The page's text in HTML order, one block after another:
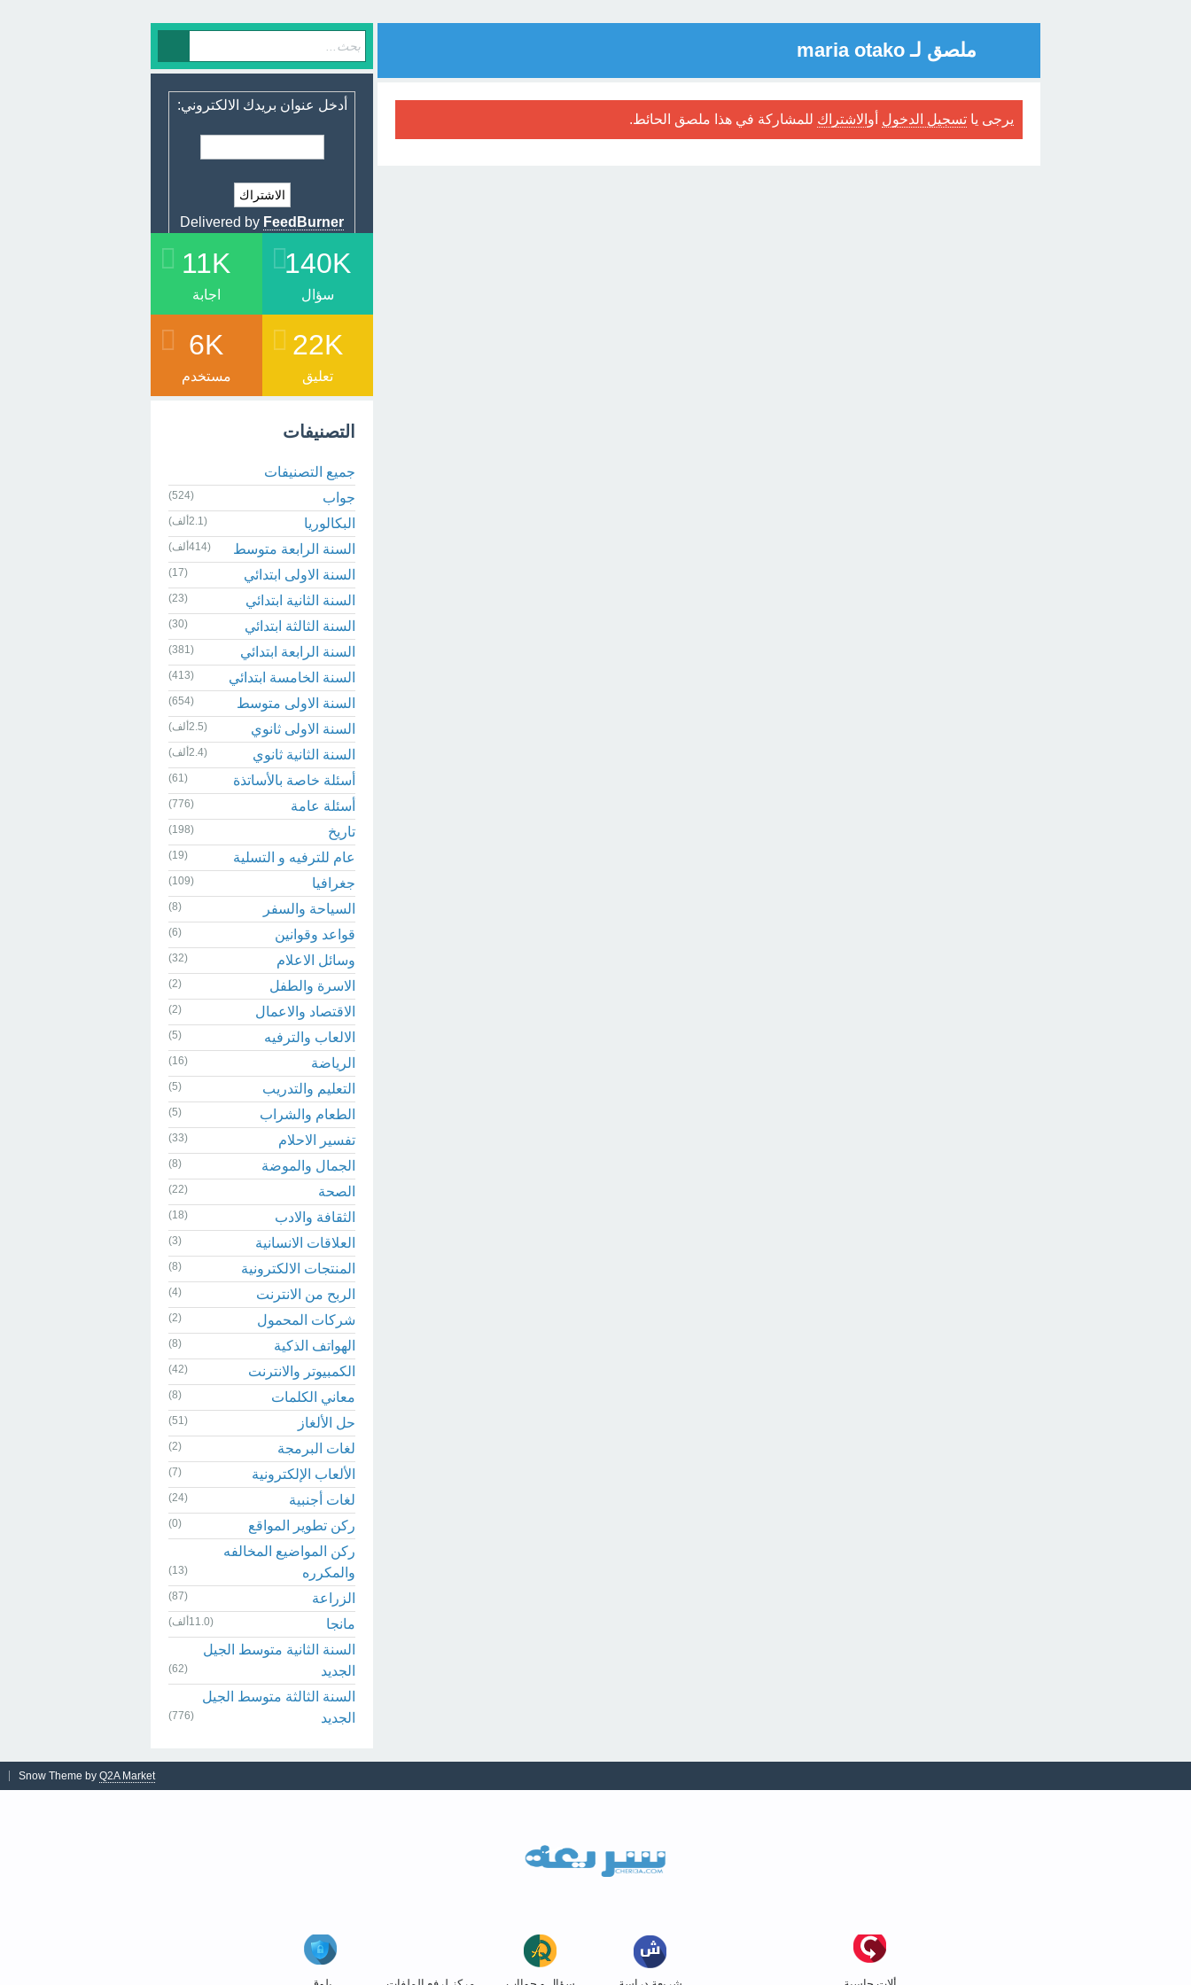
ملصق لـ maria otako
يرجى يا تسجيل الدخول أو الاشتراك للمشاركة في هذا ملصق الحائط.
أدخل عنوان بريدك الالكتروني:
Delivered by FeedBurner
140K
سؤال
11K
اجابة
22K
تعليق
6K
مستخدم
التصنيفات
جميع التصنيفات
جواب
(524)
البكالوريا (2.1ألف)
السنة الرابعة متوسط (414ألف)
السنة الاولى ابتدائي (17)
السنة الثانية ابتدائي (23)
السنة الثالثة ابتدائي (30)
السنة الرابعة ابتدائي (381)
السنة الخامسة ابتدائي (413)
السنة الاولى متوسط (654)
السنة الاولى ثانوي (2.5ألف)
السنة الثانية ثانوي (2.4ألف)
أسئلة خاصة بالأساتذة (61)
أسئلة عامة (776)
تاريخ (198)
عام للترفيه و التسلية (19)
جغرافيا (109)
السياحة والسفر (8)
قواعد وقوانين (6)
وسائل الاعلام (32)
الاسرة والطفل (2)
الاقتصاد والاعمال (2)
الالعاب والترفيه (5)
الرياضة (16)
التعليم والتدريب (5)
الطعام والشراب (5)
تفسير الاحلام (33)
الجمال والموضة (8)
الصحة (22)
الثقافة والادب (18)
العلاقات الانسانية (3)
المنتجات الالكترونية (8)
الربح من الانترنت (4)
شركات المحمول (2)
الهواتف الذكية (8)
الكمبيوتر والانترنت (42)
معاني الكلمات (8)
حل الألغاز (51)
لغات البرمجة (2)
الألعاب الإلكترونية (7)
لغات أجنبية (24)
ركن تطوير المواقع (0)
ركن المواضيع المخالفه
والمكرره
(13)
الزراعة (87)
مانجا (11.0ألف)
السنة الثانية متوسط الجيل
الجديد
(62)
السنة الثالثة متوسط الجيل
الجديد
(776)
Snow Theme by Q2A Market